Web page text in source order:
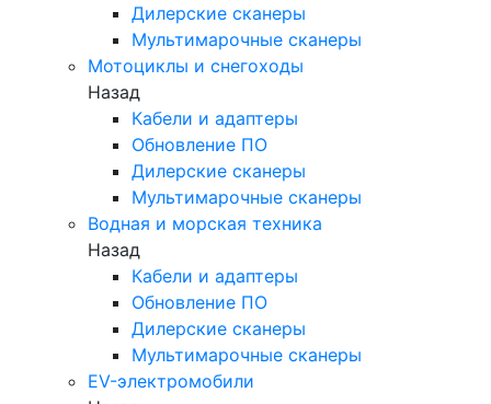
Дилерские сканеры
Мультимарочные сканеры
Мотоциклы и снегоходы
Назад
Кабели и адаптеры
Обновление ПО
Дилерские сканеры
Мультимарочные сканеры
Водная и морская техника
Назад
Кабели и адаптеры
Обновление ПО
Дилерские сканеры
Мультимарочные сканеры
EV-электромобили